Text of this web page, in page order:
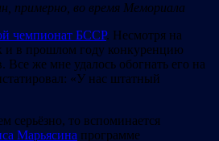
примерно, во время Мемориала
чемпионат БССР. Несмотря на
и в прошлом году конкуренцию
Все же мне удалось обогнать его на
«У нас штатный
серьёзно, то вспоминается
Марьясина программе